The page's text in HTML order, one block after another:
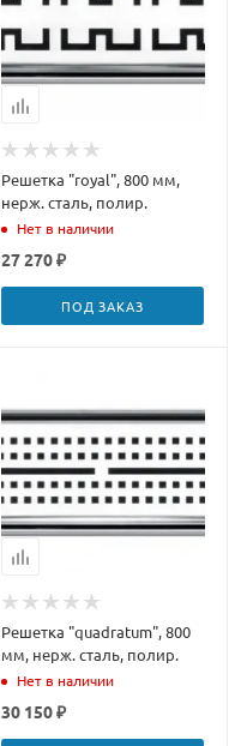
Решетка "royal", 800 мм,
нерж. сталь, полир.
Нет в наличии
27 270 ₽
ПОД ЗАКАЗ
Решетка "quadratum", 800
мм, нерж. сталь, полир.
Нет в наличии
30 150 ₽